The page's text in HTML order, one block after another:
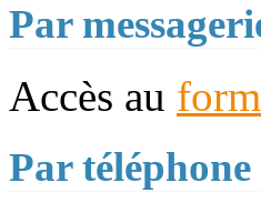
Par
Accès au
Par téléphone